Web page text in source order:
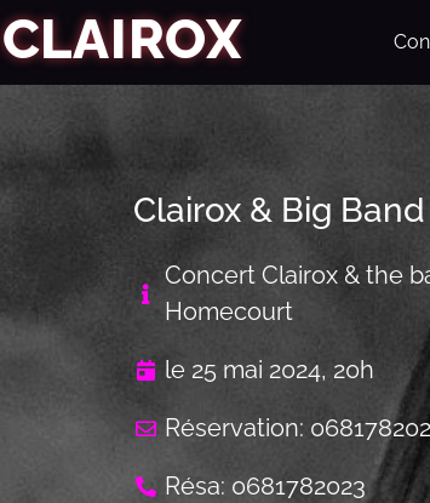
CLAIROX
Clairox & Big
Concert Clairox & the
Homecourt
le 25 mai 2024, 20h
Réservation:
Résa: 0681782023